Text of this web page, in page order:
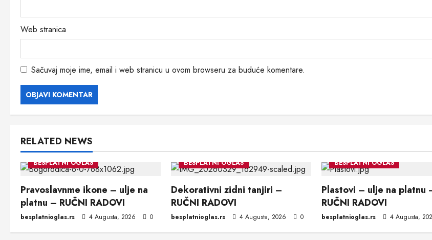
Web stranica
Sačuvaj moje ime, email i web stranicu u ovom browseru za buduće komentare.
RELATED NEWS
BESPLATNI OGLAS
Pravoslavnme ikone – ulje na
platnu – RUČNI RADOVI
besplatnioglas.rs 4 Augusta, 2026 0
BESPLATNI OGLAS
Dekorativni zidni tanjiri –
RUČNI RADOVI
besplatnioglas.rs 4 Augusta, 2026 0
BESPLATNI OGLAS
Plastovi – ulje na platnu
RUČNI RADOVI
besplatnioglas.rs 4 Augusta,